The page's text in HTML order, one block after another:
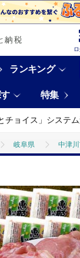
ランキング
特集
チョイス」システ
岐阜県 中津
産地直送！恵